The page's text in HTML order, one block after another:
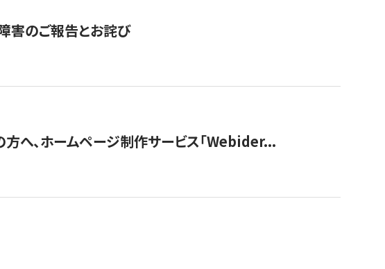
害のご報告とお詫び
方へ、ホームページ制作サービス「Webider...